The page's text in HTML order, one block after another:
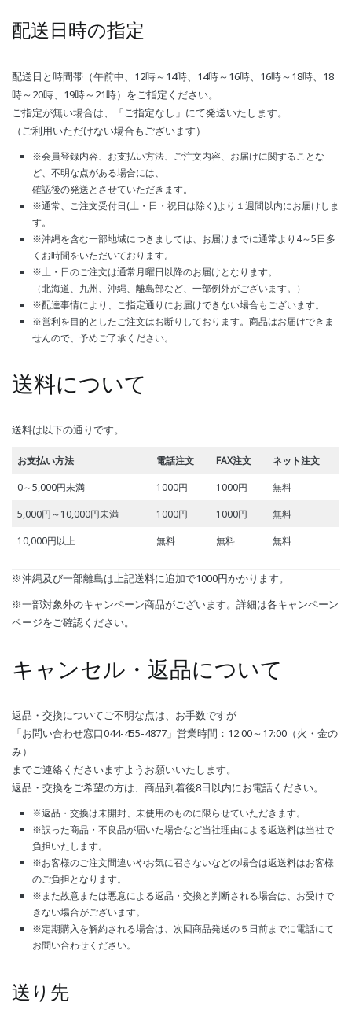
配送日時の指定
配送日と時間帯（午前中、12時～14時、14時～16時、16時～18時、18
時～20時、19時～21時）をご指定ください。
ご指定が無い場合は、「ご指定なし」にて発送いたします。
（ご利用いただけない場合もございます）
※会員登録内容、お支払い方法、ご注文内容、お届けに関することな
ど、不明な点がある場合には、
確認後の発送とさせていただきます。
※通常、ご注文受付日(土・日・祝日は除く)より１週間以内にお届けしま
す。
※沖縄を含む一部地域につきましては、お届けまでに通常より4～5日多
くお時間をいただいております。
※土・日のご注文は通常月曜日以降のお届けとなります。
（北海道、九州、沖縄、離島部など、一部例外がございます。）
※配達事情により、ご指定通りにお届けできない場合もございます。
※営利を目的としたご注文はお断りしております。商品はお届けできま
せんので、予めご了承ください。
送料について
送料は以下の通りです。
お支払い方法 電話注文 FAX注文
ネット注文
0～5,000円未満
1000円 1000円
無料
5,000円～10,000円未満
1000円 1000円
無料
10,000円以上
無料 無料 無料
※沖縄及び一部離島は上記送料に追加で1000円かかります。
※一部対象外のキャンペーン商品がございます。詳細は各キャンペーン
ページをご確認ください。
キャンセル・返品について
返品・交換についてご不明な点は、お手数ですが
「お問い合わせ窓口044-455-4877」営業時間：12:00～17:00（火・金の
み）
までご連絡くださいますようお願いいたします。
返品・交換をご希望の方は、商品到着後8日以内にお電話ください。
※返品・交換は未開封、未使用のものに限らせていただきます。
※誤った商品・不良品が届いた場合など当社理由による返送料は当社で
負担いたします。
※お客様のご注文間違いやお気に召さないなどの場合は返送料はお客様
のご負担となります。
※また故意または悪意による返品・交換と判断される場合は、お受けで
きない場合がございます。
※定期購入を解約される場合は、次回商品発送の５日前までに電話にて
お問い合わせください。
送り先